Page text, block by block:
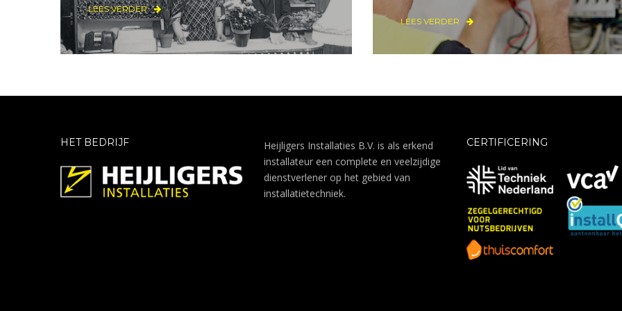
LEES VERDER
LEES VERDER
HET BEDRIJF
Heijligers Installaties B.V. is als erkend
installateur een complete en veelzijdige
dienstverlener op het gebied van
installatietechniek.
CERTIFICERING